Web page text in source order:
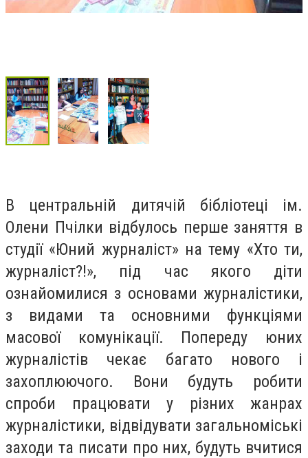
В центральній дитячій бібліотеці ім.
Олени Пчілки відбулось перше заняття в
студії «Юний журналіст» на тему «Хто ти,
журналіст?!», під час якого діти
ознайомилися з основами журналістики,
з видами та основними функціями
масової комунікації. Попереду юних
журналістів чекає багато нового і
захоплюючого. Вони будуть робити
спроби працювати у різних жанрах
журналістики, відвідувати загальноміські
заходи та писати про них, будуть вчитися